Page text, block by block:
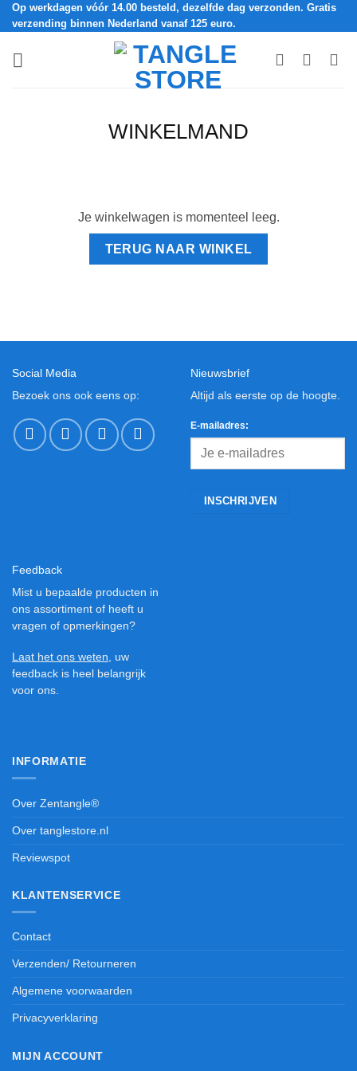
Ga
naar
Op werkdagen vóór 14.00 besteld, dezelfde dag verzonden. Gratis
verzending binnen Nederland vanaf 125 euro.
WINKELMAND
Je winkelwagen is momenteel leeg.
TERUG NAAR WINKEL
Social Media
Bezoek ons ook eens op:
Nieuwsbrief
Altijd als eerste op de hoogte.
E-mailadres:
Feedback
Mist u bepaalde producten in
ons assortiment of heeft u
vragen of opmerkingen?
Laat het ons weten , uw
feedback is heel belangrijk
voor ons.
INFORMATIE
Over Zentangle®
Over tanglestore.nl
Reviewspot
KLANTENSERVICE
Contact
Verzenden/ Retourneren
Algemene voorwaarden
Privacyverklaring
MIJN ACCOUNT